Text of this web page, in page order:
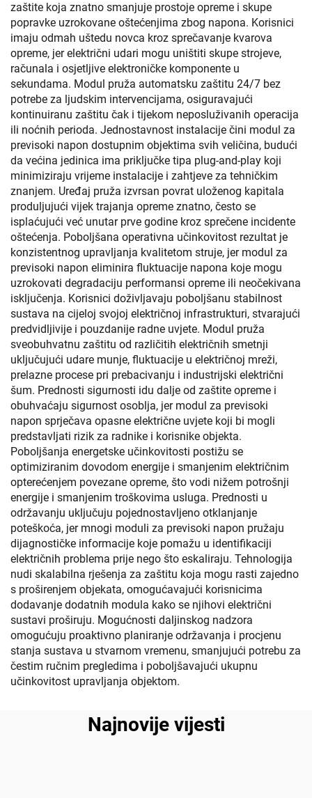
zaštite koja znatno smanjuje prostoje opreme i skupe
popravke uzrokovane oštećenjima zbog napona. Korisnici
imaju odmah uštedu novca kroz sprečavanje kvarova
opreme, jer električni udari mogu uništiti skupe strojeve,
računala i osjetljive elektroničke komponente u
sekundama. Modul pruža automatsku zaštitu 24/7 bez
potrebe za ljudskim intervencijama, osiguravajući
kontinuiranu zaštitu čak i tijekom neposluživanih operacija
ili noćnih perioda. Jednostavnost instalacije čini modul za
previsoki napon dostupnim objektima svih veličina, budući
da većina jedinica ima priključke tipa plug-and-play koji
minimiziraju vrijeme instalacije i zahtjeve za tehničkim
znanjem. Uređaj pruža izvrsan povrat uloženog kapitala
produljujući vijek trajanja opreme znatno, često se
isplaćujući već unutar prve godine kroz sprečene incidente
oštećenja. Poboljšana operativna učinkovitost rezultat je
konzistentnog upravljanja kvalitetom struje, jer modul za
previsoki napon eliminira fluktuacije napona koje mogu
uzrokovati degradaciju performansi opreme ili neočekivana
isključenja. Korisnici doživljavaju poboljšanu stabilnost
sustava na cijeloj svojoj električnoj infrastrukturi, stvarajući
predvidljivije i pouzdanije radne uvjete. Modul pruža
sveobuhvatnu zaštitu od različitih električnih smetnji
uključujući udare munje, fluktuacije u električnoj mreži,
prelazne procese pri prebacivanju i industrijski električni
šum. Prednosti sigurnosti idu dalje od zaštite opreme i
obuhvaćaju sigurnost osoblja, jer modul za previsoki
napon sprječava opasne električne uvjete koji bi mogli
predstavljati rizik za radnike i korisnike objekta.
Poboljšanja energetske učinkovitosti postižu se
optimiziranim dovodom energije i smanjenim električnim
opterećenjem povezane opreme, što vodi nižem potrošnji
energije i smanjenim troškovima usluga. Prednosti u
održavanju uključuju pojednostavljeno otklanjanje
poteškoća, jer mnogi moduli za previsoki napon pružaju
dijagnostičke informacije koje pomažu u identifikaciji
električnih problema prije nego što eskaliraju. Tehnologija
nudi skalabilna rješenja za zaštitu koja mogu rasti zajedno
s proširenjem objekata, omogućavajući korisnicima
dodavanje dodatnih modula kako se njihovi električni
sustavi proširuju. Mogućnosti daljinskog nadzora
omogućuju proaktivno planiranje održavanja i procjenu
stanja sustava u stvarnom vremenu, smanjujući potrebu za
čestim ručnim pregledima i poboljšavajući ukupnu
učinkovitost upravljanja objektom.
Najnovije vijesti